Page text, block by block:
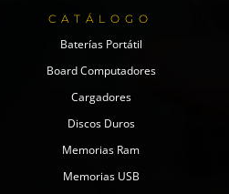
CATÁLOGO
Baterías Portátil
Board Computadores
Cargadores
Discos Duros
Memorias Ram
Memorias USB